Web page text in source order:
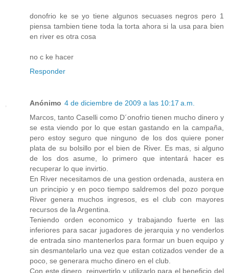
donofrio ke se yo tiene algunos secuases negros pero 1
piensa tambien tiene toda la torta ahora si la usa para bien
en river es otra cosa
no c ke hacer
Responder
Anónimo 4 de diciembre de 2009 a las 10:17 a.m.
Marcos, tanto Caselli como D´onofrio tienen mucho dinero y
se esta viendo por lo que estan gastando en la campaña,
pero estoy seguro que ninguno de los dos quiere poner
plata de su bolsillo por el bien de River. Es mas, si alguno
de los dos asume, lo primero que intentará hacer es
recuperar lo que invirtio.
En River necesitamos de una gestion ordenada, austera en
un principio y en poco tiempo saldremos del pozo porque
River genera muchos ingresos, es el club con mayores
recursos de la Argentina.
Teniendo orden economico y trabajando fuerte en las
inferiores para sacar jugadores de jerarquia y no venderlos
de entrada sino mantenerlos para formar un buen equipo y
sin desmantelarlo una vez que estan cotizados vender de a
poco, se generara mucho dinero en el club.
Con este dinero, reinvertirlo y utilizarlo para el beneficio del